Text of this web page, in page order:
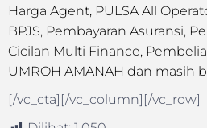
Harga Agent, PULSA All
BPJS, Pembayaran Asuransi,
Cicilan Multi Finance,
UMROH AMANAH dan masih
[/vc_cta][/vc_column][/vc_row]